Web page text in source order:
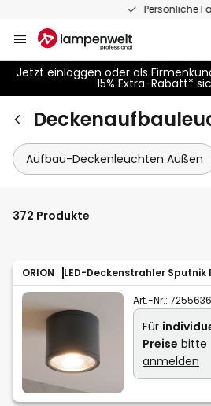
Persönliche
Inhalt
springen
Jetzt einloggen oder als
15% Extra-Rabatt*
Aufbau-Deckenleuchten Außen
ORION LED-Deckenstrahler Sputnik
Art.-Nr.: 7255636
Für
Preise bitte
anmelden
372 Produkte